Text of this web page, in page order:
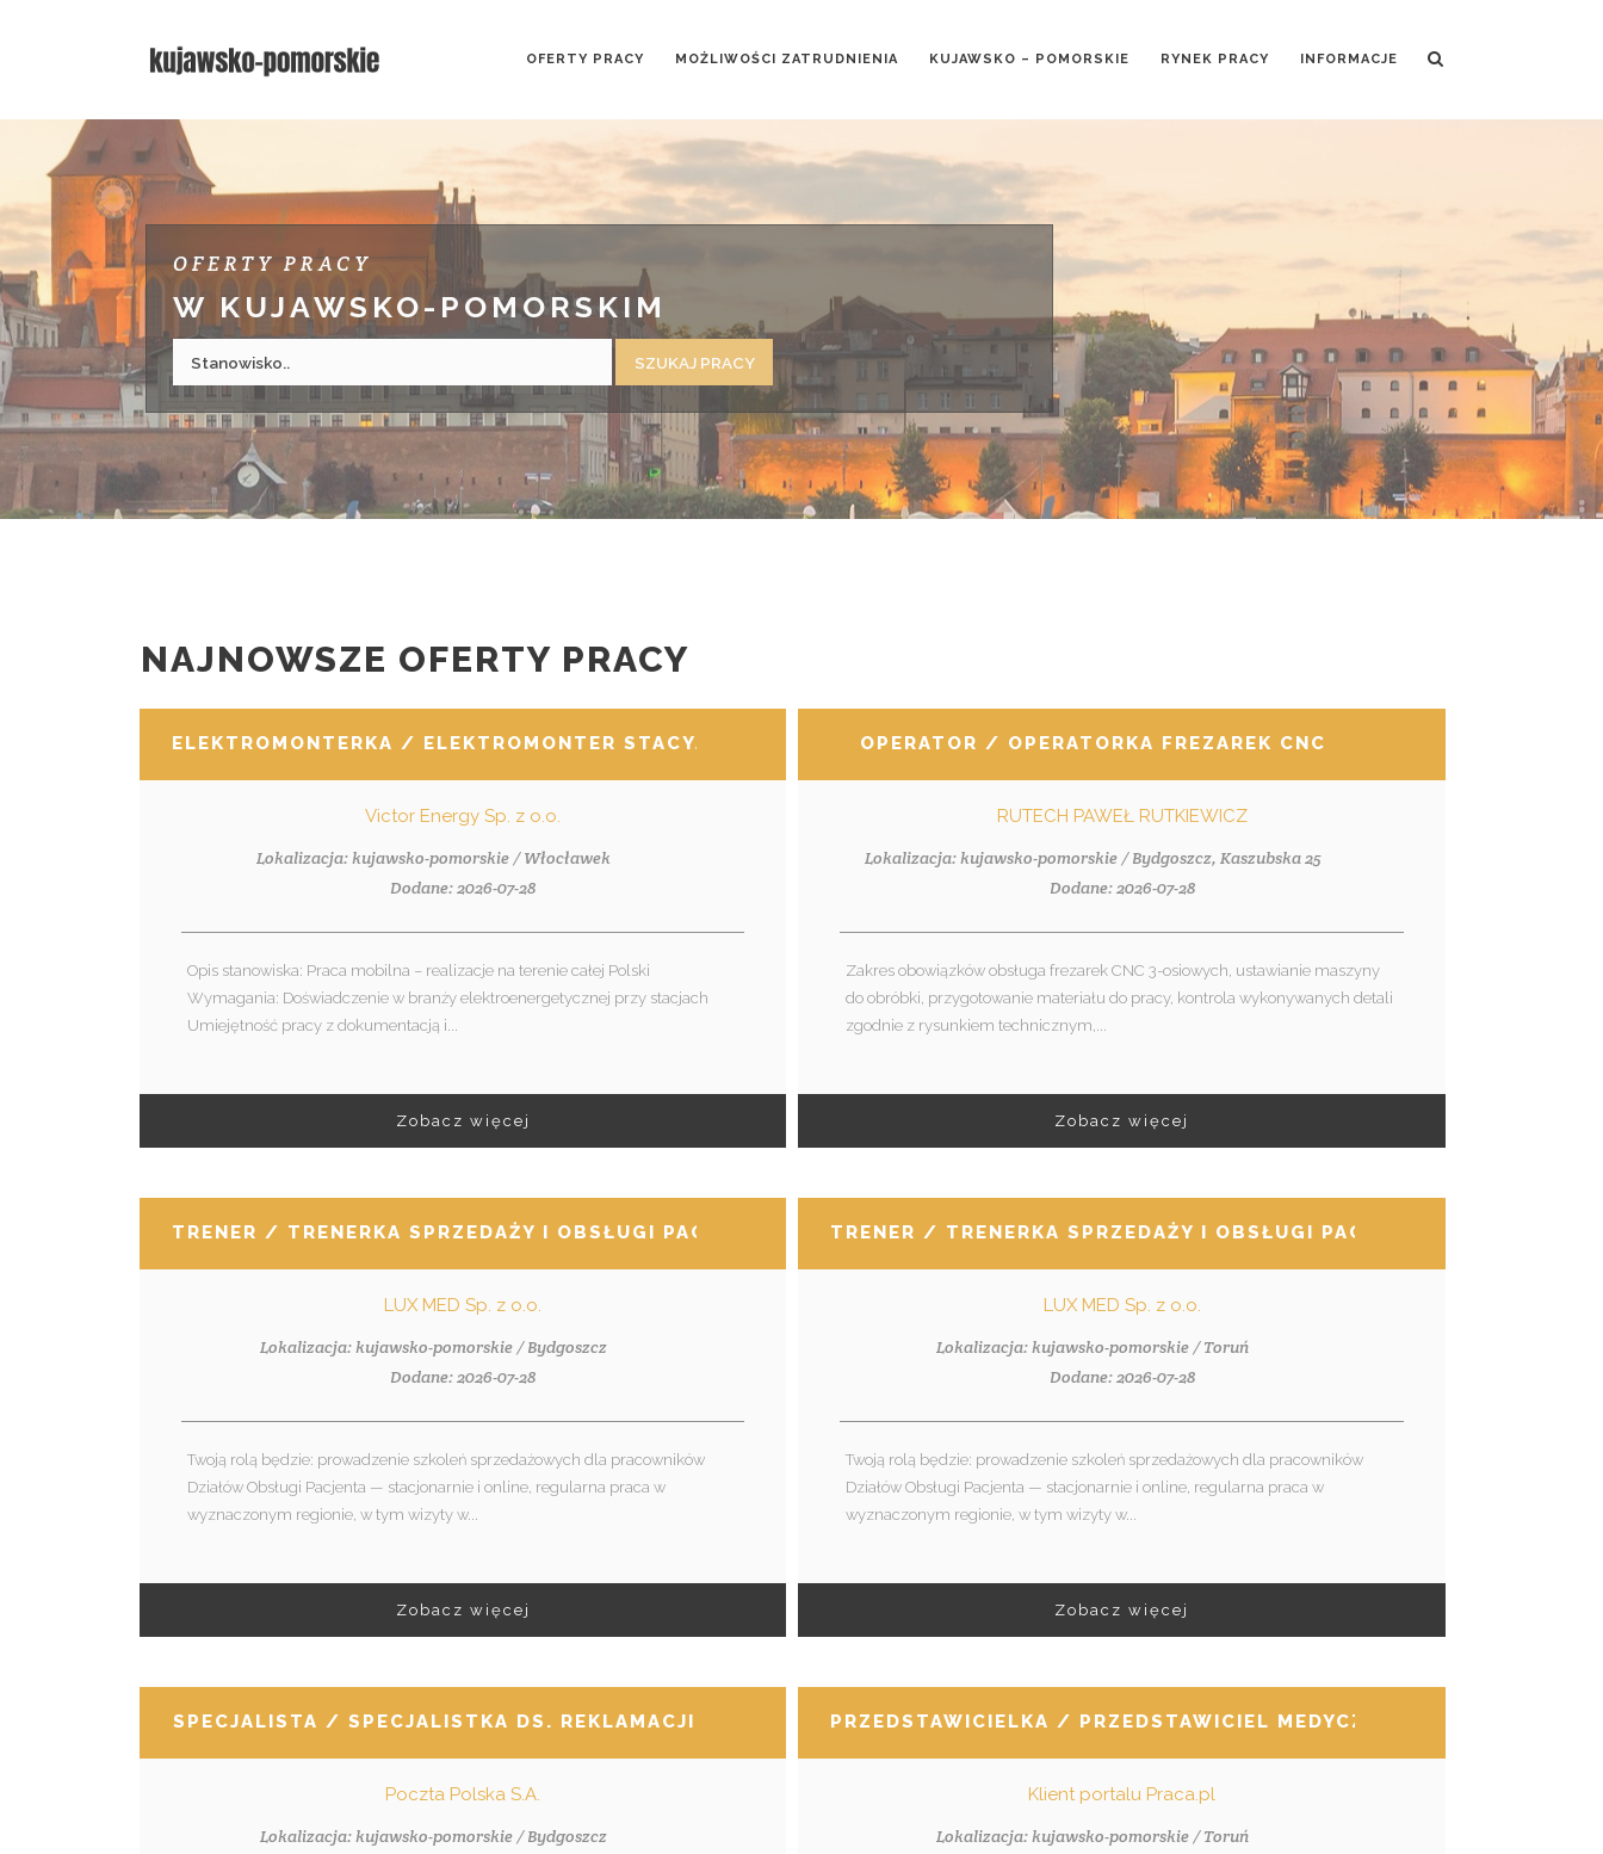
OFERTY PRACY MOŻLIWOŚCI ZATRUDNIENIA KUJAWSKO – POMORSKIE RYNEK PRACY INFORMACJE
OFERTY PRACY
W KUJAWSKO-POMORSKIM
NAJNOWSZE OFERTY PRACY
ELEKTROMONTERKA / ELEKTROMONTER STACYJNY
Victor Energy Sp. z o.o.
Lokalizacja: kujawsko-pomorskie / Włocławek
Dodane: 2026-07-28
Opis stanowiska: Praca mobilna – realizacje na terenie całej Polski
Wymagania: Doświadczenie w branży elektroenergetycznej przy stacjach
Umiejętność pracy z dokumentacją i...
Zobacz więcej
OPERATOR / OPERATORKA FREZAREK CNC
RUTECH PAWEŁ RUTKIEWICZ
Lokalizacja: kujawsko-pomorskie / Bydgoszcz, Kaszubska 25
Dodane: 2026-07-28
Zakres obowiązków obsługa frezarek CNC 3-osiowych, ustawianie maszyny
do obróbki, przygotowanie materiału do pracy, kontrola wykonywanych detali
zgodnie z rysunkiem technicznym,...
Zobacz więcej
TRENER / TRENERKA SPRZEDAŻY I OBSŁUGI PACJENTA
LUX MED Sp. z o.o.
Lokalizacja: kujawsko-pomorskie / Bydgoszcz
Dodane: 2026-07-28
Twoją rolą będzie: prowadzenie szkoleń sprzedażowych dla pracowników
Działów Obsługi Pacjenta — stacjonarnie i online, regularna praca w
wyznaczonym regionie, w tym wizyty w...
Zobacz więcej
TRENER / TRENERKA SPRZEDAŻY I OBSŁUGI PACJENTA
LUX MED Sp. z o.o.
Lokalizacja: kujawsko-pomorskie / Toruń
Dodane: 2026-07-28
Twoją rolą będzie: prowadzenie szkoleń sprzedażowych dla pracowników
Działów Obsługi Pacjenta — stacjonarnie i online, regularna praca w
wyznaczonym regionie, w tym wizyty w...
Zobacz więcej
SPECJALISTA / SPECJALISTKA DS. REKLAMACJI
Poczta Polska S.A.
Lokalizacja: kujawsko-pomorskie / Bydgoszcz
PRZEDSTAWICIELKA / PRZEDSTAWICIEL MEDYCZNY
Klient portalu Praca.pl
Lokalizacja: kujawsko-pomorskie / Toruń